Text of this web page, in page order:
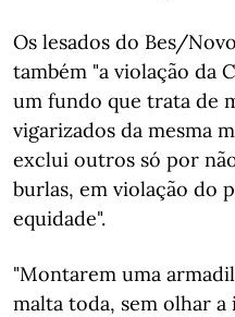
Os lesados do Bes/
também "a violação da
um fundo que trata de
vigarizados da mesma
exclui outros só por
burlas, em violação do
equidade".
"Montarem uma
malta toda, sem olhar a